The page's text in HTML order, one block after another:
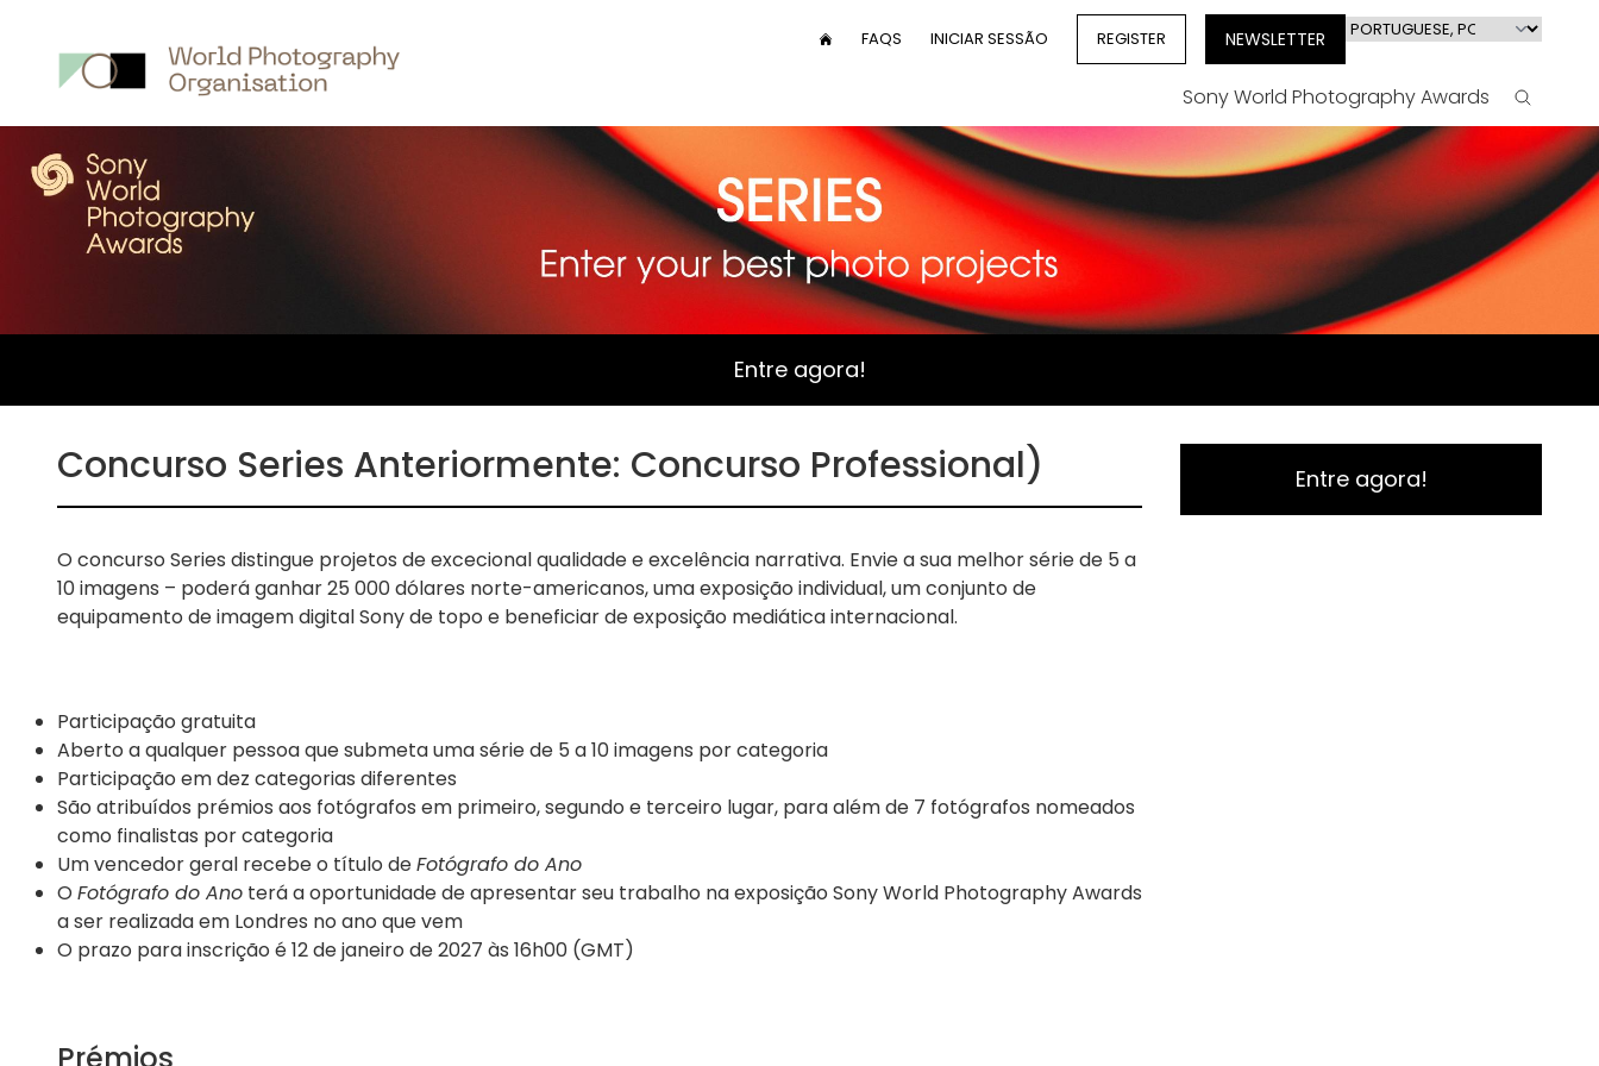
UserFAQS INICIAR SESSÃO REGISTER NEWSLETTER
Select
language
nav
Sony World Photography Awards Search
Entre agora!
Concurso Series Anteriormente: Concurso Professional)
O concurso Series distingue projetos de excecional qualidade e excelência narrativa. Envie a sua melhor série de 5 a
10 imagens – poderá ganhar 25 000 dólares norte-americanos, uma exposição individual, um conjunto de
equipamento de imagem digital Sony de topo e beneficiar de exposição mediática internacional.
Participação gratuita
Aberto a qualquer pessoa que submeta uma série de 5 a 10 imagens por categoria
Participação em dez categorias diferentes
São atribuídos prémios aos fotógrafos em primeiro, segundo e terceiro lugar, para além de 7 fotógrafos nomeados
como finalistas por categoria
Um vencedor geral recebe o título deFotógrafo do Ano
O Fotógrafo do Ano terá a oportunidade de apresentar seu trabalho na exposição Sony World Photography Awards
a ser realizada em Londres no ano que vem
O prazo para inscrição é 12 de janeiro de 2027 às 16h00 (GMT)
Prémios
Entre agora!